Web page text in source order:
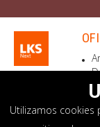
Utilizamos cookies